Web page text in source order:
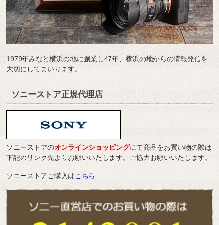
1979年みなと横浜の地に創業し47年、横浜の地からの情報発信を
大切にしてまいります。
ソニーストア正規代理店
ソニーストアのオンラインショッピングにて商品をお買い物の際は
下記のリンク先よりお願いいたします。ご協力お願いいたします。
ソニーストアご購入はこちら